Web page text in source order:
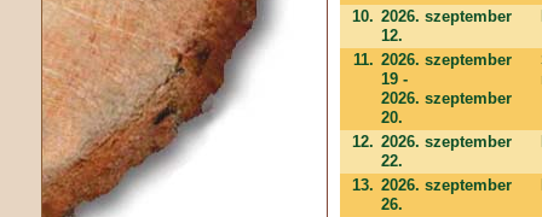
10. 2026. szeptember
12.
11. 2026. szeptember
19 -
2026. szeptember
20.
12. 2026. szeptember
22.
13. 2026. szeptember
26.